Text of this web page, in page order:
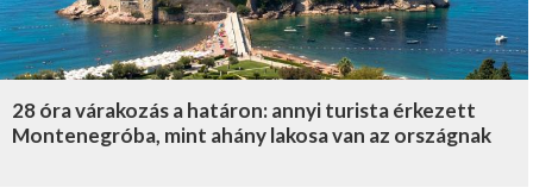
28 óra várakozás a határon: annyi turista érkezett
Montenegróba, mint ahány lakosa van az országnak